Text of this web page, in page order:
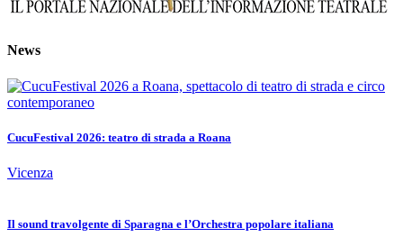
News
CucuFestival 2026: teatro di strada a Roana
Vicenza
Il sound travolgente di Sparagna e l’Orchestra popolare italiana